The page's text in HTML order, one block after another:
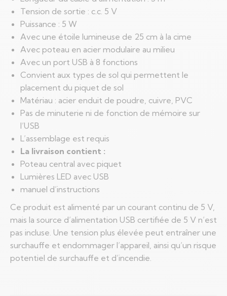
Tension de sortie : c.c. 5 V
Puissance : 5 W
Avec une étoile lumineuse de 25 cm à la cime
Avec poteau en acier modulaire au milieu
Avec un port USB à 8 fonctions
Convient aux types de sol qui permettent le
placement du piquet de sol
Matériau : acier enduit de poudre, cuivre, PVC
Pas de minuterie ni de fonction de mémoire sur
l’USB
L’assemblage est requis
La livraison contient :
Poteau central avec piquet
Lumières LED avec USB
manuel d’instructions
Ce produit est alimenté par un courant continu de 5 V,
mais la source d’alimentation USB certifiée de 5 V n’est
pas incluse. Une tension plus élevée peut entraîner une
surchauffe et endommager l’appareil, ainsi qu’un risque
potentiel de surchauffe et d’incendie.